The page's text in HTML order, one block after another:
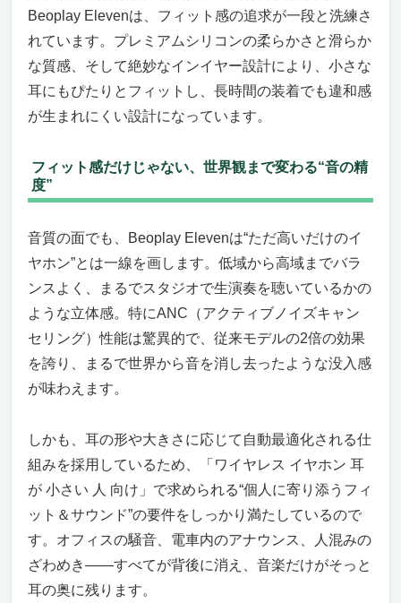
Beoplay Elevenは、フィット感の追求が一段と洗練さ
れています。プレミアムシリコンの柔らかさと滑らか
な質感、そして絶妙なインイヤー設計により、小さな
耳にもぴたりとフィットし、長時間の装着でも違和感
が生まれにくい設計になっています。
フィット感だけじゃない、世界観まで変わる“音の精
度”
音質の面でも、Beoplay Elevenは“ただ高いだけのイ
ヤホン”とは一線を画します。低域から高域までバラ
ンスよく、まるでスタジオで生演奏を聴いているかの
ような立体感。特にANC（アクティブノイズキャン
セリング）性能は驚異的で、従来モデルの2倍の効果
を誇り、まるで世界から音を消し去ったような没入感
が味わえます。
しかも、耳の形や大きさに応じて自動最適化される仕
組みを採用しているため、「ワイヤレス イヤホン 耳
が 小さい 人 向け」で求められる“個人に寄り添うフィ
ット＆サウンド”の要件をしっかり満たしているので
す。オフィスの騒音、電車内のアナウンス、人混みの
ざわめき——すべてが背後に消え、音楽だけがそっと
耳の奥に残ります。